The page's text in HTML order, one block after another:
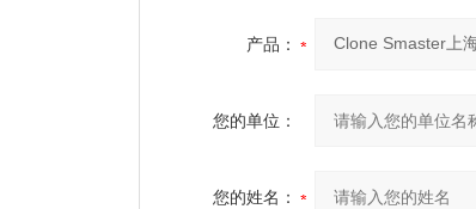
产品：
您的单位：
您的姓名：